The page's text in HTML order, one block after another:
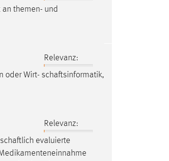
an themen- und
Relevanz:
oder Wirt- schaftsinformatik,
Relevanz:
evaluierte